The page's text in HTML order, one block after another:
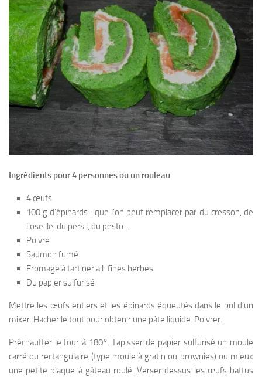
Ingrédients pour 4 personnes ou un rouleau
4 œufs
100 g d’épinards : que l’on peut remplacer par du cresson, de
l’oseille, du persil, du pesto …
Poivre
Saumon fumé
Fromage à tartiner ail-fines herbes
Du papier sulfurisé
Mettre les œufs entiers et les épinards équeutés dans le bol d’un
mixer. Hacher le tout pour obtenir une pâte liquide. Poivrer.
Préchauffer le four à 180°. Tapisser de papier sulfurisé un moule
carré ou rectangulaire (type moule à gratin ou brownies) ou mieux
une petite plaque à gâteau roulé. Verser dessus les œufs battus